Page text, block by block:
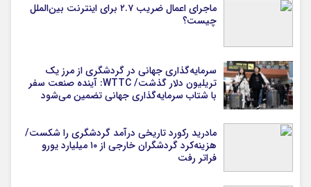
ماجرای اعمال ضریب ۲.۷ برای اینترنت بین‌الملل
چیست؟
سرمایه‌گذاری جهانی در گردشگری از مرز یک
تریلیون دلار گذشت/ WTTC: آینده صنعت سفر
با شتاب سرمایه‌گذاری جهانی تضمین می‌شود
مادرید رکورد تاریخی درآمد گردشگری را شکست/
هزینه‌کرد گردشگران خارجی از ۱۰ میلیارد یورو
فراتر رفت